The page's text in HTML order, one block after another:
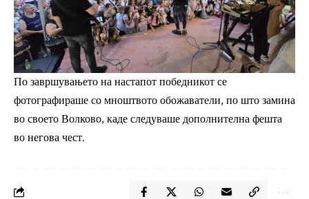
По завршувањето на настапот победникот се
фотографираше со мноштвото обожаватели, по што замина
во своето Волково, каде следуваше дополнителна фешта
во негова чест.